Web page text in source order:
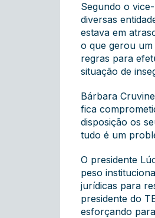
Segundo o
diversas
estava em
o que gerou um
regras para
situação de
Bárbara
fica
disposição os
tudo é um
O presidente
peso
jurídicas para
presidente do
esforçando